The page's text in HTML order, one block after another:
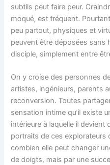
subtils peut faire peur.
moqué, est fréquent.
peu partout, physiques et
peuvent être déposées sans
disciple, simplement entre
On y croise des personnes
artistes, ingénieurs, parents
reconversion. Toutes
sensation intime qu’il existe
intérieure à laquelle il devient
portraits de ces explorateurs
combien elle peut changer
de doigts, mais par une